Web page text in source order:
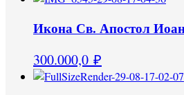
Икона Св. Апостол
300.000,0 ₽